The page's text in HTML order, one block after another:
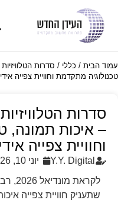
עמוד הבית / כללי
טכנולוגיה מתקדמת וחוויית צפייה
– איכות תמונה,
וחוויית צפייה
Y.Y. Digital
יוני 10, 2026
שתעניק חוויית צפייה